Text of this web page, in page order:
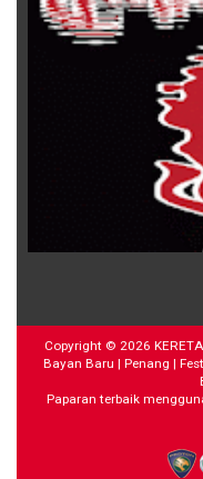
Copyright © 2026
Bayan Baru | Penang |
Paparan terbaik